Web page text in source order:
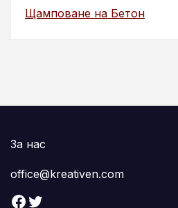
Щамповане на Бетон
За нас
office@kreativen.com
Facebook Twitter